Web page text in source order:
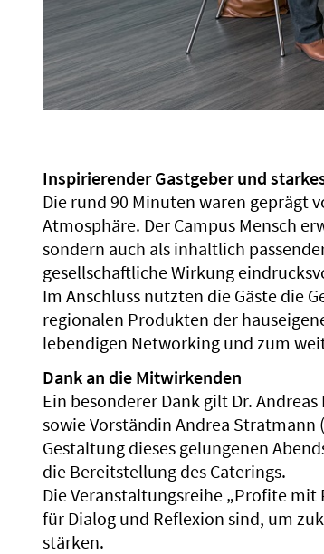
Inspirierender Gastgeber und
Die rund 90 Minuten waren geprägt
Atmosphäre. Der Campus Mensch
sondern auch als inhaltlich
gesellschaftliche Wirkung
Im Anschluss nutzten die Gäste die
regionalen Produkten der
lebendigen Networking und zum
Dank an die Mitwirkenden
Ein besonderer Dank gilt Dr.
sowie Vorständin Andrea Stratmann
Gestaltung dieses gelungenen
die Bereitstellung des Caterings.
Die Veranstaltungsreihe „Profite
für Dialog und Reflexion sind, um
stärken.